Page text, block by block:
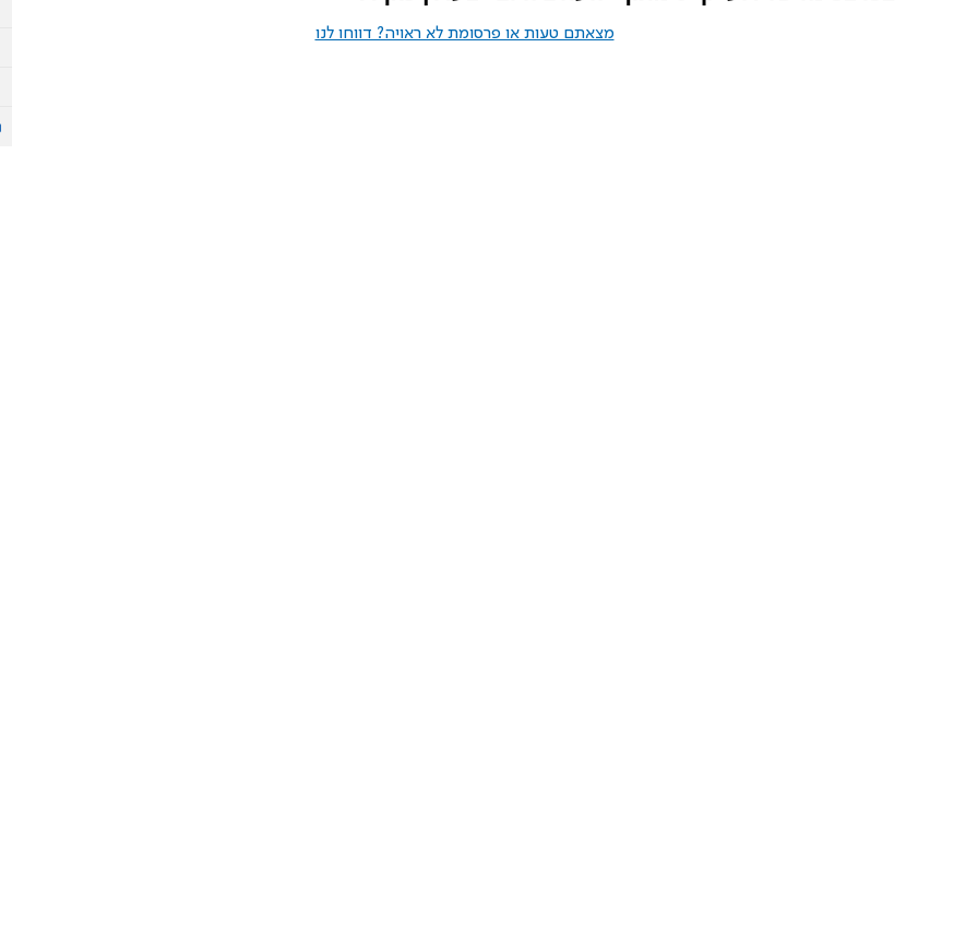
מצאתם טעות או פרסומת לא ראויה? דווחו לנו